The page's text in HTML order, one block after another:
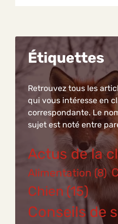
Étiquettes
Retrouvez tous les
qui vous intéresse en
correspondante. Le
sujet est noté entre
Actus de la
Alimentation (8)
Chien (15)
Conseils de